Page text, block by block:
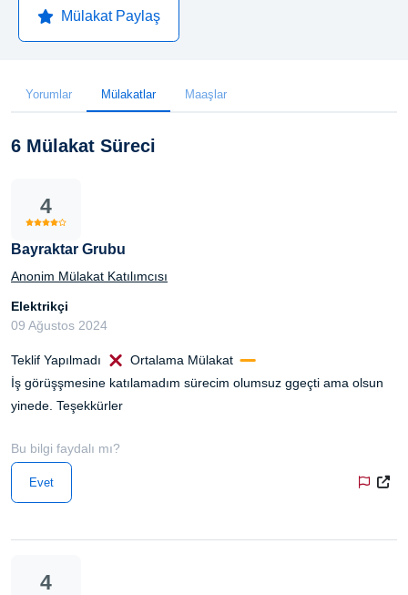
Mülakat Paylaş
Yorumlar Mülakatlar Maaşlar
6 Mülakat Süreci
4
Bayraktar Grubu
Anonim Mülakat Katılımcısı
Elektrikçi
09 Ağustos 2024
Teklif Yapılmadı
Ortalama Mülakat
İş görüşşmesine katılamadım sürecim olumsuz ggeçti ama olsun
yinede. Teşekkürler
Bu bilgi faydalı mı?
Evet
4